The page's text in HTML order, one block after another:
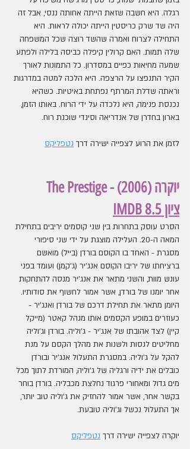
רגלה. היא חשבה שזאת הייתה אחותה ננסי, אבל זה
היה שד שרק כריסטין הייתה יכולה לראות. היא
התחילה לצרוח ואמרה שהשד רוצה שכל המשפחה
שלה תמות. האם קרולין קיפלה כביסה בלילה ולפתע
שמעה מחיאות כפיים במסדרון. כל התמונות לאורך
הקיר התנפצו על הרצפה. היא הלכה למטה במדרגות
וראתה שדלת המרתף נפתחת באיטיות. כשהיא
נכנסת פנימה, היא נלכדה על ידי הרוח. באותו הזמן,
בארון בחדרן של אנדריאה וסינדי שוכנת רוח.
לזמן את הרוע לצפייה ישירה דרך נטפליקס
יוקרה (2006) - The Prestige
ציון IMDB 8.5
הסרט עוסק בתחרות בין שני קוסמים יריבים בתחילת
המאה ה-20. העלילה מוצגת על ידי שני סיפורי
מסגרת - האחד בו הקוסם בורדן (בייל) מואשם
ברציחתו של יריבו הקוסם אנג'יר (ג'קמן) ועומד בפני
עונש מוות, והשני מתאר את אנג'יר מנסה להתחקות
אחר יומנו של בורדן, אשר אמור לחשוף את סודותיו.
היומן מתאר את תחילת דרכם של בורדן ואנג'יר -
כעוזרים במופע הקסמים אותו מנהל קאטר (מייקל
קיין) לצד אהובתו של אנג'יר - ג'וליה. בורדן וג'וליה
מחליטים לנסות ולשנות את מהלך הקסם על מנת
להקל על ג'וליה. במסגרת התעלול אנג'יר ובורדן
כובלים את ידיה ורגליה של ג'וליה, המורדת לתוך מכל
מים גדול ומאחורי פרגוד נחלצת מכבליה. בורדן בוחר
בקשר אחר, אשר אמור להחזיק את ג'וליה טוב יותר,
אך התעלול נכשל וג'וליה טובעת.
יוקרה לצפייה ישירה דרך נטפליקס